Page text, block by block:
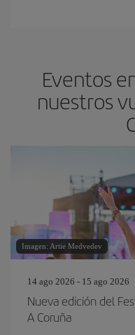
Eventos
nuestros
Imagen: Artie Medvedev
14 ago 2026 - 15 ago 2026
Nueva edición del
A Coruña